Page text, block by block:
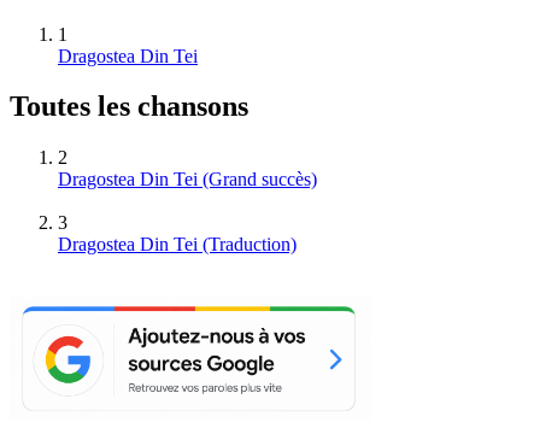
1
Dragostea Din Tei
Toutes les chansons
2
Dragostea Din Tei (Grand succès)
3
Dragostea Din Tei (Traduction)